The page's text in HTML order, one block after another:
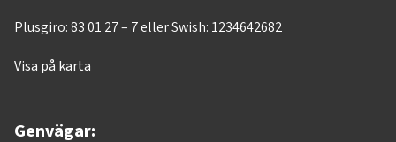
Plusgiro: 83 01 27 – 7 eller Swish: 1234642682
Visa på karta
Genvägar: